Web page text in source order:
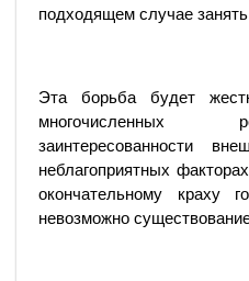
подходящем случае занять
Эта борьба будет
многочисленных
заинтересованности
неблагоприятных
окончательному краху
невозможно